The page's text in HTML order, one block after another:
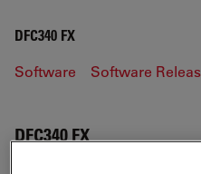
DFC340 FX
Software Software
DFC340 FX